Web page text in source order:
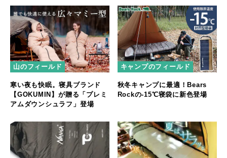
山のフィールド
寒い夜も快眠。寝具ブランド
【GOKUMIN】が贈る「プレミ
アムダウンシュラフ」登場
キャンプのフィールド
秋冬キャンプに最適！Bears
Rockの-15℃寝袋に新色登場